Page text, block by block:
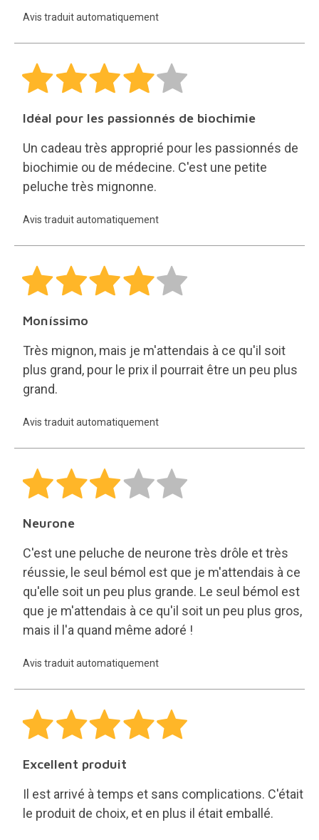
Avis traduit automatiquement
Idéal pour les passionnés de biochimie
Un cadeau très approprié pour les passionnés de
biochimie ou de médecine. C'est une petite
peluche très mignonne.
Avis traduit automatiquement
Moníssimo
Très mignon, mais je m'attendais à ce qu'il soit
plus grand, pour le prix il pourrait être un peu plus
grand.
Avis traduit automatiquement
Neurone
C'est une peluche de neurone très drôle et très
réussie, le seul bémol est que je m'attendais à ce
qu'elle soit un peu plus grande. Le seul bémol est
que je m'attendais à ce qu'il soit un peu plus gros,
mais il l'a quand même adoré !
Avis traduit automatiquement
Excellent produit
Il est arrivé à temps et sans complications. C'était
le produit de choix, et en plus il était emballé.